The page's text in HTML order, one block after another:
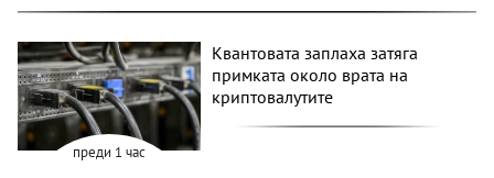
преди 1 час
Квантовата заплаха затяга
примката около врата на
криптовалутите